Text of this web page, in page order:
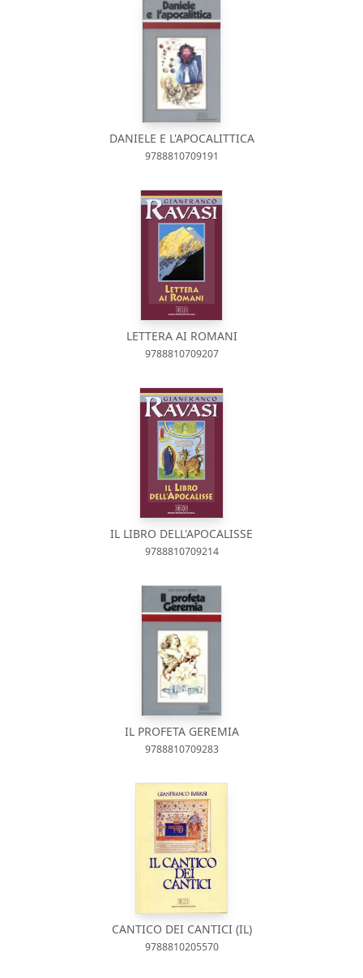
DANIELE E L'APOCALITTICA
9788810709191
LETTERA AI ROMANI
9788810709207
IL LIBRO DELL'APOCALISSE
9788810709214
IL PROFETA GEREMIA
9788810709283
CANTICO DEI CANTICI (IL)
9788810205570